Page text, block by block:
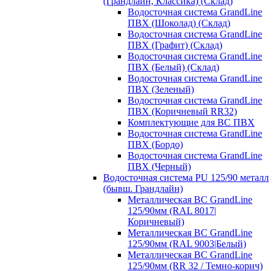
Водосточная система GrandLine
ПВХ (Шоколад) (Склад)
Водосточная система GrandLine
ПВХ (Графит) (Склад)
Водосточная система GrandLine
ПВХ (Белый) (Склад)
Водосточная система GrandLine
ПВХ (Зеленый)
Водосточная система GrandLine
ПВХ (Коричневый RR32)
Комплектующие для ВС ПВХ
Водосточная система GrandLine
ПВХ (Бордо)
Водосточная система GrandLine
ПВХ (Черный)
Водосточная система PU 125/90 металл
(бывш. Грандлайн)
Металлическая ВС GrandLine
125/90мм (RAL 8017|
Коричневый)
Металлическая ВС GrandLine
125/90мм (RAL 9003|Белый)
Металлическая ВС GrandLine
125/90мм (RR 32 / Темно-корич)